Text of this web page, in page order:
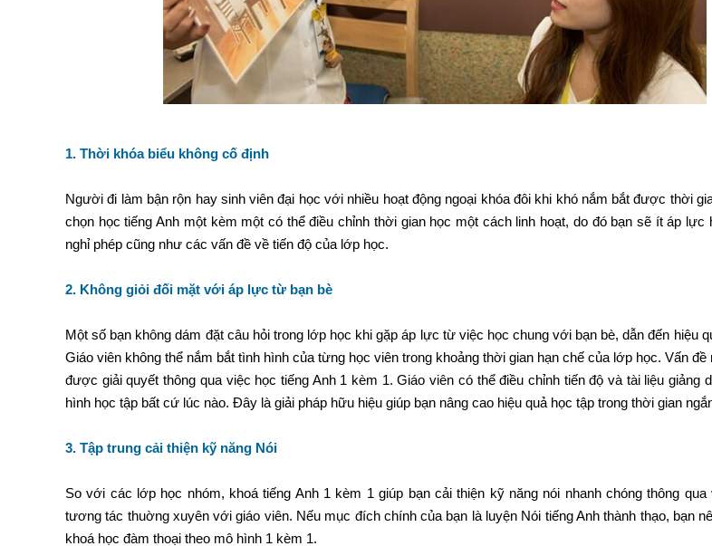
1. Thời khóa biểu không cố định
Người đi làm bận rộn hay sinh viên đại học với nhiều hoạt động ngoại khóa đôi khi khó nắm bắt được thời
chọn học tiếng Anh một kèm một có thể điều chỉnh thời gian học một cách linh hoạt, do đó bạn sẽ ít áp lực
nghỉ phép cũng như các vấn đề về tiến độ của lớp học.
2. Không giỏi đối mặt với áp lực từ bạn bè
Một số bạn không dám đặt câu hỏi trong lớp học khi gặp áp lực từ việc học chung với bạn bè, dẫn đến hiệu
Giáo viên không thể nắm bắt tình hình của từng học viên trong khoảng thời gian hạn chế của lớp học. Vấn đề
được giải quyết thông qua việc học tiếng Anh 1 kèm 1. Giáo viên có thể điều chỉnh tiến độ và tài liệu giảng
hình học tập bất cứ lúc nào. Đây là giải pháp hữu hiệu giúp bạn nâng cao hiệu quả học tập trong thời gian
3. Tập trung cải thiện kỹ năng Nói
So với các lớp học nhóm, khoá tiếng Anh 1 kèm 1 giúp bạn cải thiện kỹ năng nói nhanh chóng thông qua
tương tác thuờng xuyên với giáo viên. Nếu mục đích chính của bạn là luyện Nói tiếng Anh thành thạo, bạn
khoá học đàm thoại theo mô hình 1 kèm 1.